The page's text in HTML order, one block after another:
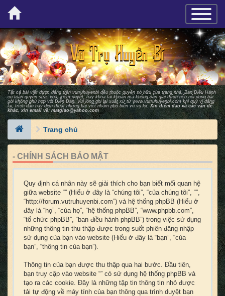
×
Tất cả bài viết được đăng trên vutruhuyenbi đều thuộc quyền sở hữu của trang nhà. Ban Ðiều Hành
có toàn quyền sửa, xóa, kiểm duyệt, hay khóa tài khoản mà không cần giải thích nếu nội dung bài
gởi không phù hợp với Diễn Ðàn. Vui lòng ghi lại xuất xứ từwww.vutruhuyenbi.comkhi quý vị đăng
lại, trích dẫn hay dịch thuật những bài viết nhằm phổ biến vô vụ lợi. Xin điểm đạo và các vấn đề
khác, xin email về: matgiao@yahoo.com
Trang chủ
- CHÍNH SÁCH BẢO MẬT
Quy định cá nhân này sẽ giải thích cho bạn biết mối quan hệ
giữa website “” (Hiểu ở đây là “chúng tôi”, “của chúng tôi”, “”,
“http://forum.vutruhuyenbi.com”) và hệ thống phpBB (Hiểu ở
đây là “họ”, “của họ”, “hệ thống phpBB”, “www.phpbb.com”,
“tổ chức phpBB”, “ban điều hành phpBB”) trong việc sử dụng
những thông tin thu thập được trong suốt phiên đăng nhập
sử dụng của bạn vào website (Hiểu ở đây là “bạn”, “của
bạn”, “thông tin của bạn”).
Thông tin của bạn được thu thập qua hai bước. Đầu tiên,
bạn truy cập vào website “” có sử dụng hệ thống phpBB và
tạo ra các cookie. Đây là những tập tin thông tin nhỏ được
tải tự động về máy tính của bạn thông qua trình duyệt bạn